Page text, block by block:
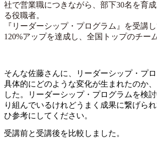
社で営業職につきながら、部下30名を育
る役職者。
『リーダーシップ・プログラム』を受講
120%アップを達成し、全国トップのチー
そんな佐藤さんに、リーダーシップ・プロ
具体的にどのような変化が生まれたのか
した。リーダーシップ・プログラムを検
り組んでいるけれどうまく成果に繋げら
ひ参考にしてください。
受講前と受講後を比較しました。